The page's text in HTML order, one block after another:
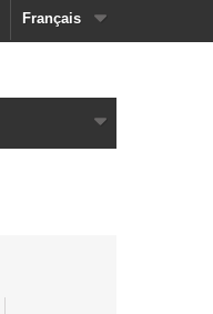
Français